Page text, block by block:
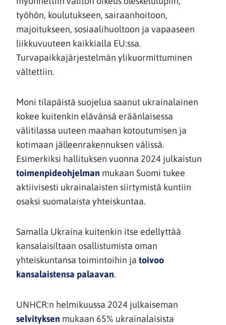
työhön, koulutukseen, sairaanhoitoon,
majoitukseen, sosiaalihuoltoon ja vapaaseen
liikkuvuuteen kaikkialla EU:ssa.
Turvapaikkajärjestelmän ylikuormittuminen
vältettiin.
Moni tilapäistä suojelua saanut ukrainalainen
kokee kuitenkin elävänsä eräänlaisessa
välitilassa uuteen maahan kotoutumisen ja
kotimaan jälleenrakennuksen välissä.
Esimerkiksi hallituksen vuonna 2024 julkaistun
toimenpideohjelman (siirryt
toiseen
palveluun)
mukaan Suomi tukee
aktiivisesti ukrainalaisten siirtymistä kuntiin
osaksi suomalaista yhteiskuntaa.
Samalla Ukraina kuitenkin itse edellyttää
kansalaisiltaan osallistumista oman
yhteiskuntansa toimintoihin ja toivoo
kansalaistensa palaavan(siirryt
palveluun)
.
UNHCR:n helmikuussa 2024 julkaiseman
selvityksen (siirryt
mukaan 65% ukrainalaisista